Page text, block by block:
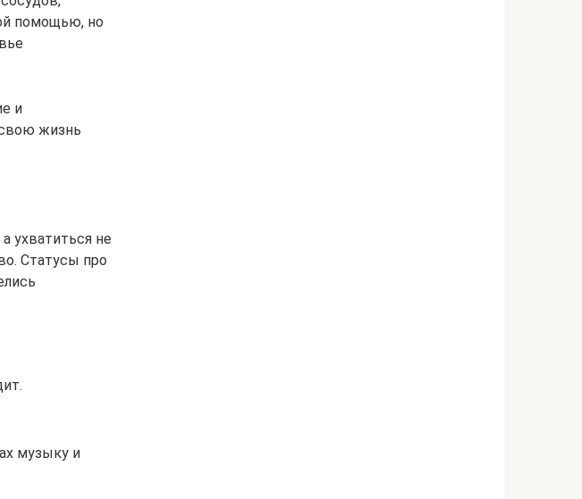
помощью, но
и
жизнь
ухватиться не
Статусы про
музыку и